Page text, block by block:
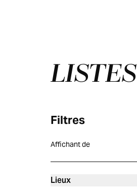
LISTES
Filtres
Affichantde
Lieux